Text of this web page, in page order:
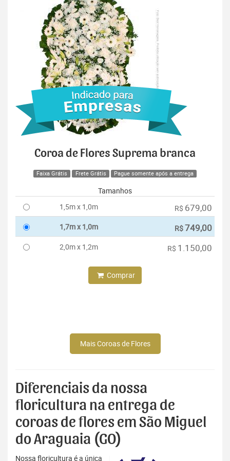
Coroa de Flores Suprema branca
Faixa Grátis Frete Grátis Pague somente após a entrega
Tamanhos
1,5m x 1,0m
R$ 679,00
1,7m x 1,0m R$749,00
2,0m x 1,2m R$ 1.150,00
Comprar
Mais Coroas de Flores
Diferenciais da nossa
floricultura na entrega de
coroas de flores em São Miguel
do Araguaia (GO)
Nossa floricultura é a única